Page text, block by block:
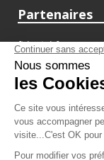
Partenaires
fiducial.fr
lyoncapitale.fr
olympique-et-
L'application